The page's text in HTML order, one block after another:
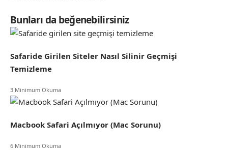
Bunları da beğenebilirsiniz
Safaride Girilen Siteler Nasıl Silinir Geçmişi
Temizleme
3 Minimum Okuma
Macbook Safari Açılmıyor (Mac Sorunu)
6 Minimum Okuma